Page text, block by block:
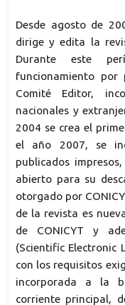
Desde agosto de
dirige y edita la
Durante este
funcionamiento por
Comité Editor,
nacionales y
2004 se crea el
el año 2007, se
publicados
abierto para su
otorgado por
de la revista es
de CONICYT y
(Scientific Electronic
con los requisitos
incorporada a la
corriente principal,